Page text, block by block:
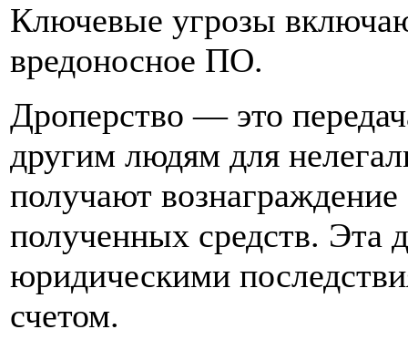
Ключевые угрозы
вредоносное ПО.
Дроперство — это
другим людям для
получают вознаграждение
полученных средств. Эта
юридическими
счетом.